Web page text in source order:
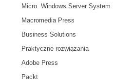
Micro. Windows Server System
Macromedia Press
Business Solutions
Praktyczne rozwiązania
Adobe Press
Packt